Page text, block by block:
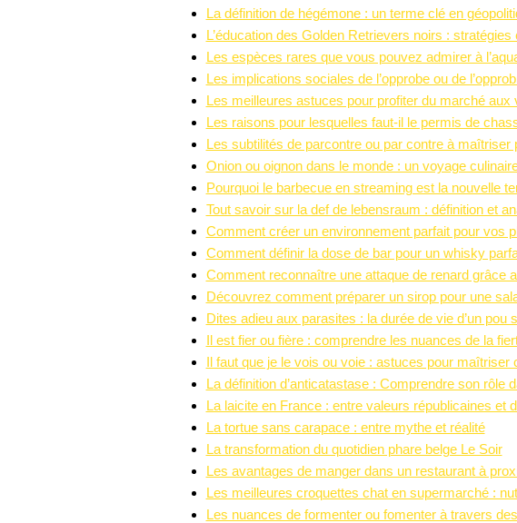
La définition de hégémone : un terme clé en
L’éducation des Golden Retrievers noirs :
Les espèces rares que vous pouvez admirer à
Les implications sociales de l’opprobe ou de
Les meilleures astuces pour profiter du marché aux
Les raisons pour lesquelles faut-il le permis de
Les subtilités de parcontre ou par contre à maîtriser
Onion ou oignon dans le monde : un voyage
Pourquoi le barbecue en streaming est la nouvelle
Tout savoir sur la def de lebensraum : définition et
Comment créer un environnement parfait pour vos
Comment définir la dose de bar pour un whisky
Comment reconnaître une attaque de renard grâce
Découvrez comment préparer un sirop pour une
Dites adieu aux parasites : la durée de vie d’un pou
Il est fier ou fière : comprendre les nuances de la
Il faut que je le vois ou voie : astuces pour maîtriser
La définition d’anticatastase : Comprendre son rôle
La laicite en France : entre valeurs républicaines et
La tortue sans carapace : entre mythe et réalité
La transformation du quotidien phare belge Le Soir
Les avantages de manger dans un restaurant à
Les meilleures croquettes chat en supermarché :
Les nuances de formenter ou fomenter à travers